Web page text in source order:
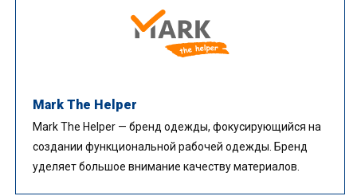
Mark The Helper
Mark The Helper — бренд одежды, фокусирующийся на
создании функциональной рабочей одежды. Бренд
уделяет большое внимание качеству материалов.